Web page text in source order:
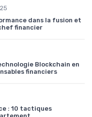
dans la fusion et
financier
Blockchain en
financiers
: 10 tactiques